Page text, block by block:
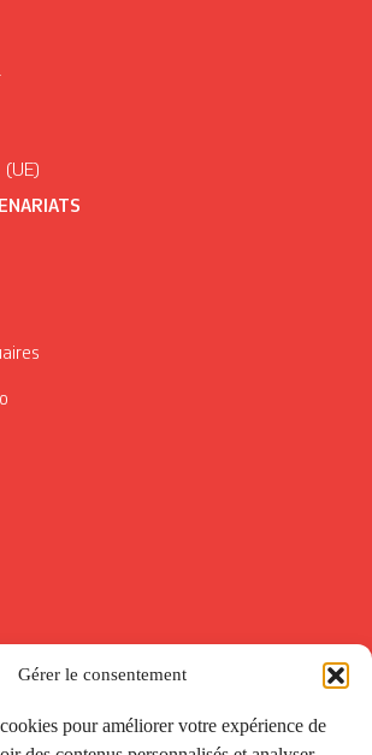
Gérer le consentement
pour améliorer votre expérience de
(UE)
de vente
Côté Courrier